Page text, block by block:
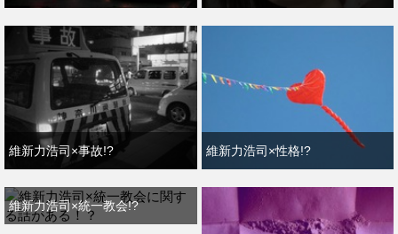
維新力浩司×事故!? 維新力浩司×性格!?
維新力浩司×統一教会!?